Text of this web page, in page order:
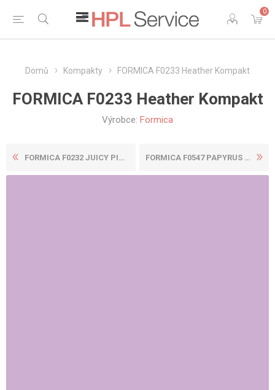
0
Domů Kompakty FORMICA F0233 Heather Kompakt
FORMICA F0233 Heather Kompakt
Výrobce: Formica
FORMICA F0232 JUICY PINK KO... FORMICA F0547 PAPYRUS KOMPA...